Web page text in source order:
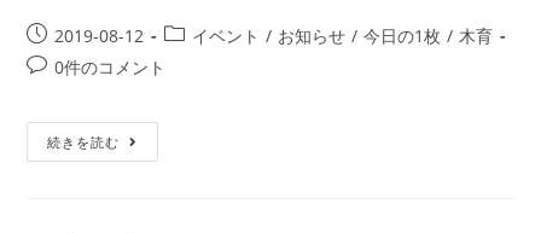
2019-08-12 イベント / お知らせ / 今日の1枚 / 木育
0件のコメント
続きを読む